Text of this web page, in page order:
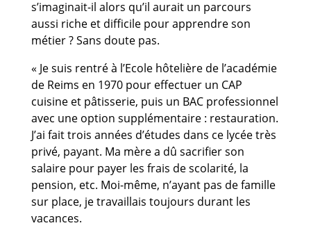
s’imaginait-il alors qu’il aurait un parcours
aussi riche et difficile pour apprendre son
métier ? Sans doute pas.
« Je suis rentré à l’Ecole hôtelière de l’académie
de Reims en 1970 pour effectuer un CAP
cuisine et pâtisserie, puis un BAC professionnel
avec une option supplémentaire : restauration.
J’ai fait trois années d’études dans ce lycée très
privé, payant. Ma mère a dû sacrifier son
salaire pour payer les frais de scolarité, la
pension, etc. Moi-même, n’ayant pas de famille
sur place, je travaillais toujours durant les
vacances.